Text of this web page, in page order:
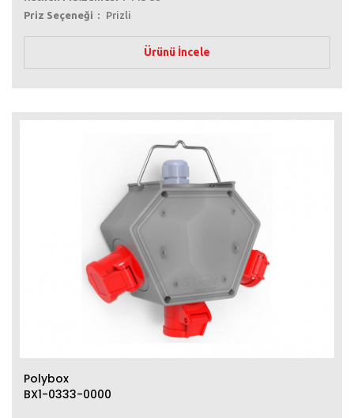
Priz Seçeneği
Prizli
Ürünü İncele
Polybox
BX1-0333-0000